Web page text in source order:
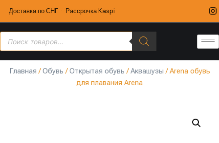
Доставка по СНГ · Рассрочка Kaspi
Главная /Обувь /Открытая обувь /Аквашузы / Arena обувь
для плавания Arena